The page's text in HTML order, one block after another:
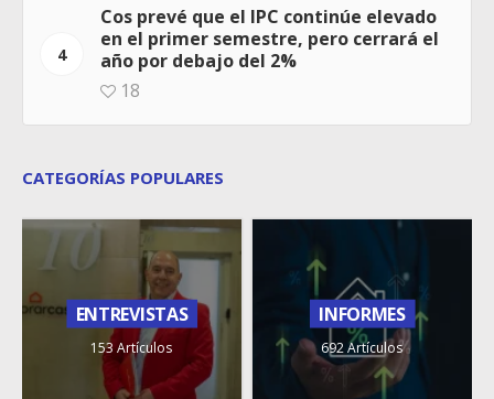
4
Cos prevé que el IPC continúe elevado
en el primer semestre, pero cerrará el
año por debajo del 2%
18
CATEGORÍAS POPULARES
ENTREVISTAS
153 Artículos
INFORMES
692 Artículos